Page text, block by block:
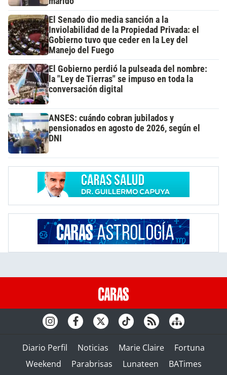
El Senado dio media sanción a la
Inviolabilidad de la Propiedad Privada: el
Gobierno tuvo que ceder en la Ley del
Manejo del Fuego
El Gobierno perdió la pulseada del nombre:
la "Ley de Tierras" se impuso en toda la
conversación digital
ANSES: cuándo cobran jubilados y
pensionados en agosto de 2026, según el
DNI
Diario Perfil Noticias Marie Claire
Fortuna
Weekend
Parabrisas Lunateen BATimes